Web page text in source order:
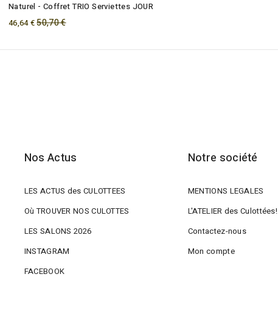
Naturel - Coffret TRIO Serviettes JOUR
46,64 €Regular
50,70 €
Notre société
MENTIONS LEGALES
L'ATELIER des Culottées!
Contactez-nous
Mon compte
Nos Actus
LES ACTUS des CULOTTEES
Où TROUVER NOS CULOTTES
LES SALONS 2026
INSTAGRAM
FACEBOOK